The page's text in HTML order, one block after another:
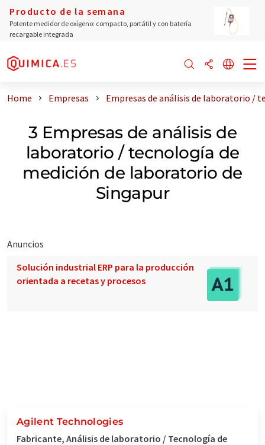
Producto de la semana
Potente medidor de oxígeno: compacto, portátil y con batería
recargable integrada
Home Empresas Empresas de análisis de laboratorio /
3 Empresas de análisis de
laboratorio / tecnología de
medición de laboratorio de
Singapur
Anuncios
Solución industrial ERP para la producción
orientada a recetas y procesos
Agilent Technologies
Fabricante, Análisis de laboratorio / Tecnología de